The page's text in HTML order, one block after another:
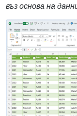
въз основа на